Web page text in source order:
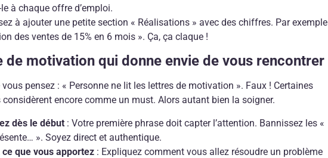
à chaque offre d’emploi.
à ajouter une petite section « Réalisations » avec des chiffres. Par exemple
des ventes de 15% en 6 mois ». Ça, ça claque !
de motivation qui donne envie de vous rencontrer
vous pensez : « Personne ne lit les lettres de motivation ». Faux ! Certaines
considèrent encore comme un must. Alors autant bien la soigner.
dès le début : Votre première phrase doit capter l’attention. Bannissez les «
». Soyez direct et authentique.
que vous apportez : Expliquez comment vous allez résoudre un problème